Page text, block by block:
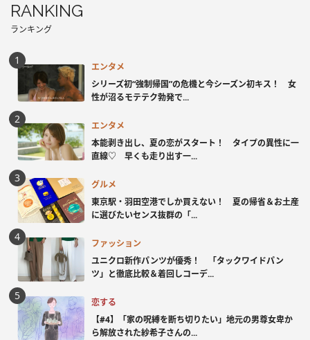
RANKING
ランキング
エンタメ
シリーズ初“強制帰国”の危機と今シーズン初キス！ 女
性が沼るモテテク勃発で...
エンタメ
本能剥き出し、夏の恋がスタート！ タイプの異性に一
直線♡ 早くも走り出す一...
グルメ
東京駅・羽田空港でしか買えない！ 夏の帰省＆お土産
に選びたいセンス抜群の「...
ファッション
ユニクロ新作パンツが優秀！ 「タックワイドパン
ツ」と徹底比較＆着回しコーデ...
恋する
【#4】「家の呪縛を断ち切りたい」地元の男尊女卑か
ら解放された紗希子さんの...